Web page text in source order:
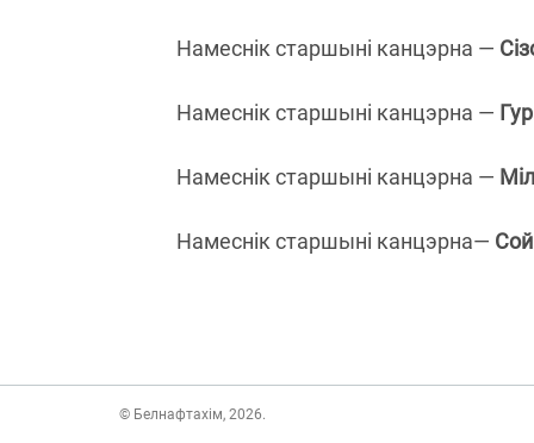
Намеснік старшыні канцэрна —
Намеснік старшыні канцэрна —
Намеснік старшыні канцэрна —
Намеснік старшыні канцэрна—
© Белнафтахім, 2026.